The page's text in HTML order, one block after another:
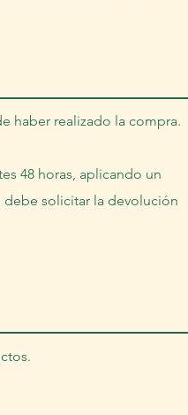
haber realizado la compra.
48 horas, aplicando un
debe solicitar la devolución